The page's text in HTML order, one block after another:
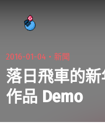
2016-01-04・新聞
落日飛車的
作品 Demo